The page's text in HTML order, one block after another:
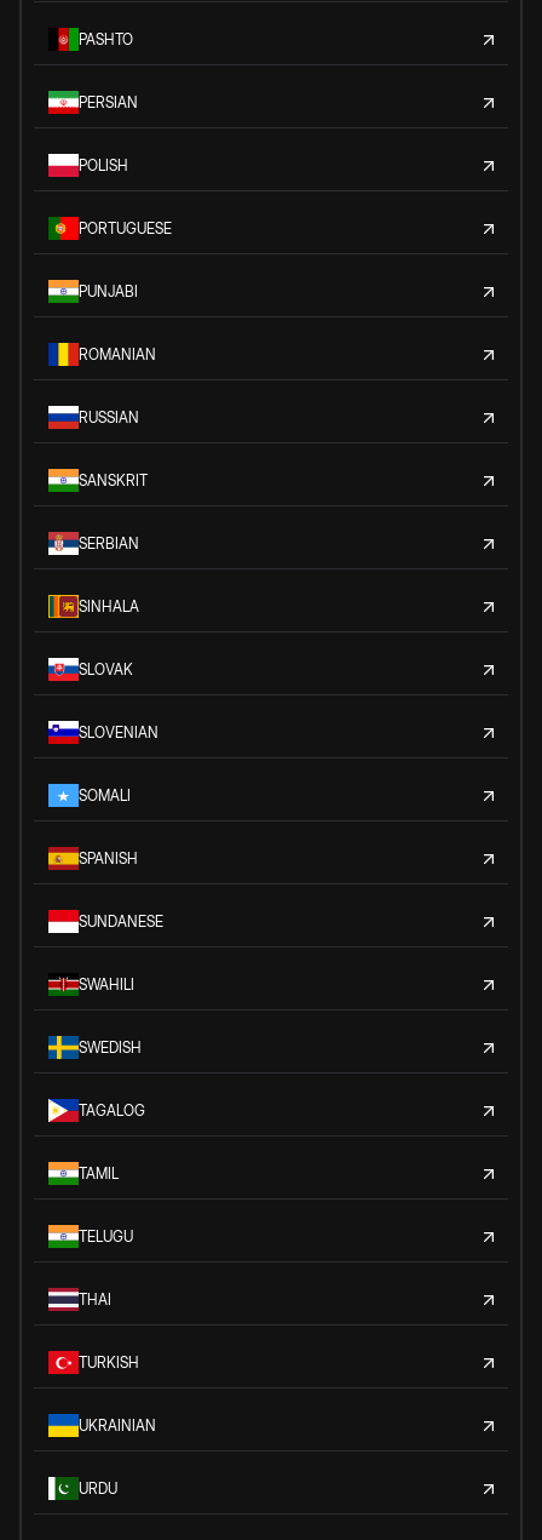
PASHTO
PERSIAN
POLISH
PORTUGUESE
PUNJABI
ROMANIAN
RUSSIAN
SANSKRIT
SERBIAN
SINHALA
SLOVAK
SLOVENIAN
SOMALI
SPANISH
SUNDANESE
SWAHILI
SWEDISH
TAGALOG
TAMIL
TELUGU
THAI
TURKISH
UKRAINIAN
URDU